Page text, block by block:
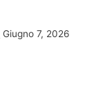
Giugno 7, 2026